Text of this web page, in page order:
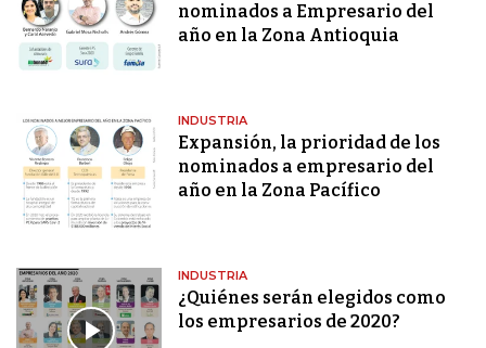
nominados a Empresario del
año en la Zona Antioquia
INDUSTRIA
Expansión, la prioridad de los
nominados a empresario del
año en la Zona Pacífico
INDUSTRIA
¿Quiénes serán elegidos como
los empresarios de 2020?